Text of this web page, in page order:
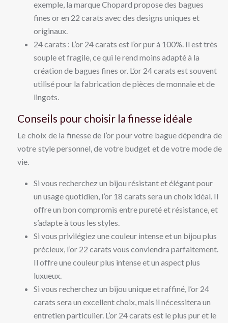
exemple, la marque Chopard propose des bagues
fines or en 22 carats avec des designs uniques et
originaux.
24 carats : L’or 24 carats est l’or pur à 100%. Il est très
souple et fragile, ce qui le rend moins adapté à la
création de bagues fines or. L’or 24 carats est souvent
utilisé pour la fabrication de pièces de monnaie et de
lingots.
Conseils pour choisir la finesse idéale
Le choix de la finesse de l’or pour votre bague dépendra de
votre style personnel, de votre budget et de votre mode de
vie.
Si vous recherchez un bijou résistant et élégant pour
un usage quotidien, l’or 18 carats sera un choix idéal. Il
offre un bon compromis entre pureté et résistance, et
s’adapte à tous les styles.
Si vous privilégiez une couleur intense et un bijou plus
précieux, l’or 22 carats vous conviendra parfaitement.
Il offre une couleur plus intense et un aspect plus
luxueux.
Si vous recherchez un bijou unique et raffiné, l’or 24
carats sera un excellent choix, mais il nécessitera un
entretien particulier. L’or 24 carats est le plus pur et le